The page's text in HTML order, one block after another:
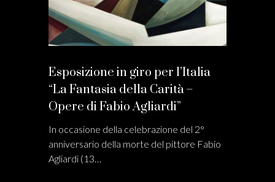
Esposizione in giro per l’Italia
“La Fantasia della Carità –
Opere di Fabio Agliardi”
In occasione della celebrazione del 2°
anniversario della morte del pittore Fabio
Agliardi (13…